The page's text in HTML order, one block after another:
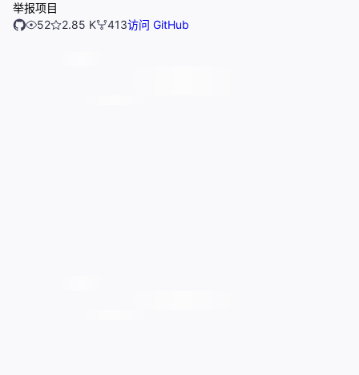
举报项目
52
2.85 K 413访问 GitHub